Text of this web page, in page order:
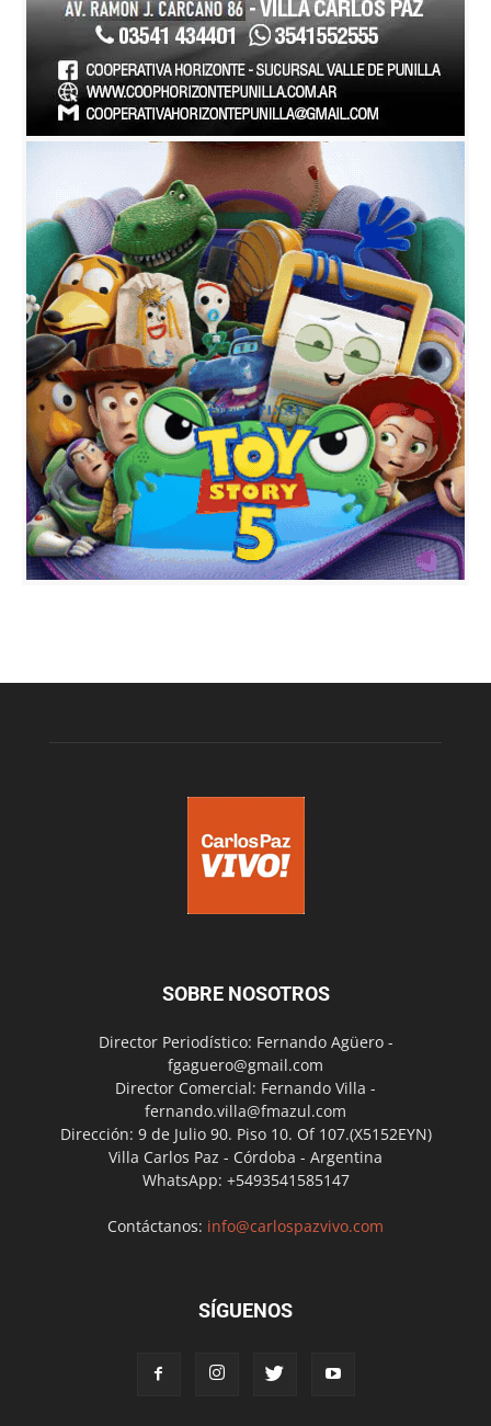
SOBRE NOSOTROS
Director Periodístico: Fernando Agüero -
fgaguero@gmail.com
Director Comercial: Fernando Villa -
fernando.villa@fmazul.com
Dirección: 9 de Julio 90. Piso 10. Of 107.(X5152EYN)
Villa Carlos Paz - Córdoba - Argentina
WhatsApp: +5493541585147
Contáctanos: info@carlospazvivo.com
SÍGUENOS